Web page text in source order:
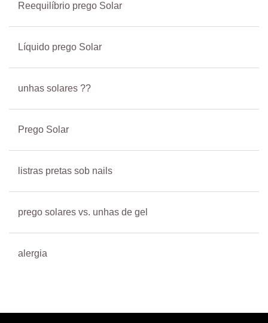
Reequilíbrio prego Solar
Líquido prego Solar
unhas solares ??
Prego Solar
listras pretas sob nails
prego solares vs. unhas de gel
alergia